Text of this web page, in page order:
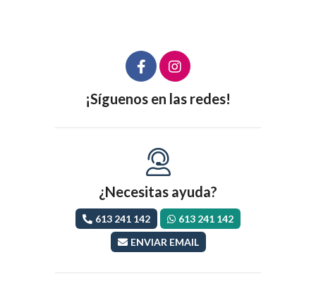
¡Síguenos en las redes!
¿Necesitas ayuda?
613 241 142
613 241 142
ENVIAR EMAIL